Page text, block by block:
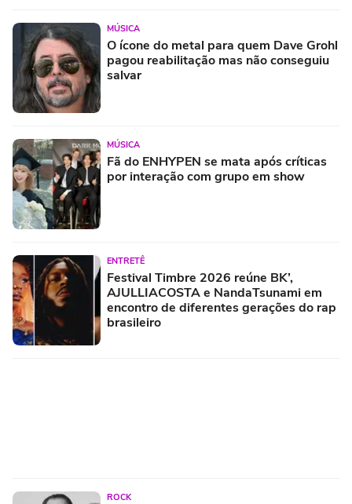
MÚSICA
O ícone do metal para quem Dave Grohl
pagou reabilitação mas não conseguiu
salvar
MÚSICA
Fã do ENHYPEN se mata após críticas
por interação com grupo em show
ENTRETÊ
Festival Timbre 2026 reúne BK’,
AJULLIACOSTA e NandaTsunami em
encontro de diferentes gerações do rap
brasileiro
ROCK